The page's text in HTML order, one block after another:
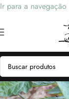
Ir para a navegação